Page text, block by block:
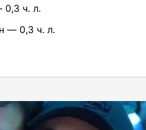
0,3 ч. л.
— 0,3 ч. л.